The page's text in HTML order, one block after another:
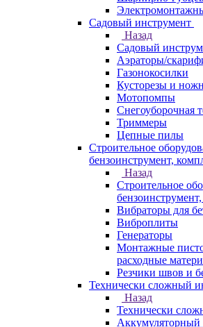
Садовый инструмент
Назад
Садовый
Аэраторы/
Газонокосилки
Кусторезы и
Мотопомпы
Снегоуборочная
Триммеры
Цепные пилы
Строительное
бензоинструмент,
Назад
Строительное
Вибраторы для
Виброплиты
Генераторы
Монтажные
расходные
Резчики швов и
Технически сложный
Назад
Технически
Аккумуляторный